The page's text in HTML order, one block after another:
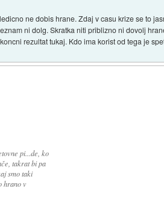
ne dobis hrane. Zdaj v casu krize se to
ni dolg. Skratka niti priblizno ni dovolj
rezultat tukaj. Kdo ima korist od tega je
pi...de, ko
takrat bi pa
smo taki
hrano v